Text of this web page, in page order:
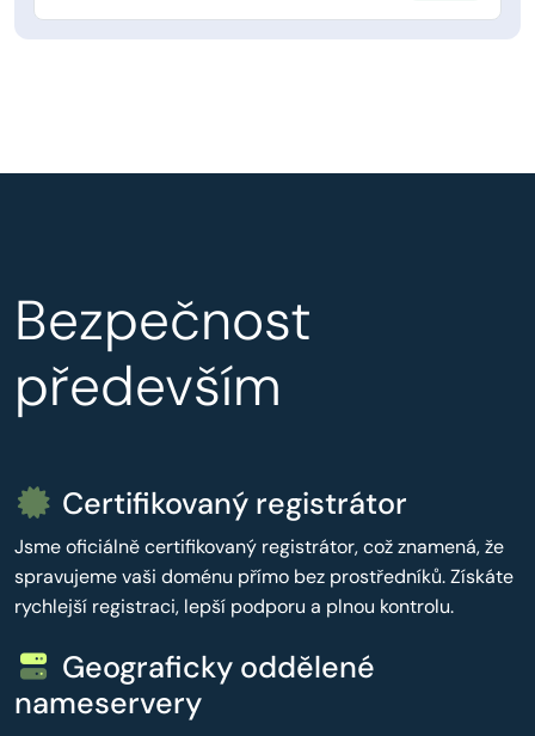
Bezpečnost
především
Certifikovaný registrátor
Jsme oficiálně certifikovaný registrátor, což znamená, že
spravujeme vaši doménu přímo bez prostředníků. Získáte
rychlejší registraci, lepší podporu a plnou kontrolu.
Geograficky oddělené
nameservery